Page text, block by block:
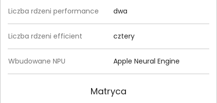
Liczba rdzeni performance dwa
Liczba rdzeni efficient cztery
Wbudowane NPU Apple Neural Engine
Matryca